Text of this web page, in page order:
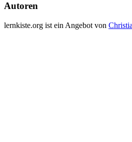
Autoren
lernkiste.org ist ein Angebot von